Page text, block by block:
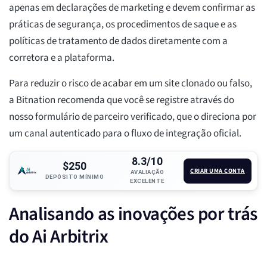
apenas em declarações de marketing e devem confirmar as
práticas de segurança, os procedimentos de saque e as
políticas de tratamento de dados diretamente com a
corretora e a plataforma.
Para reduzir o risco de acabar em um site clonado ou falso,
a Bitnation recomenda que você se registre através do
nosso formulário de parceiro verificado, que o direciona por
um canal autenticado para o fluxo de integração oficial.
$250
DEPÓSITO MÍNIMO
8.3/10
AVALIAÇÃO
EXCELENTE
CRIAR UMA CONTA
Analisando as inovações por trás
do Ai Arbitrix